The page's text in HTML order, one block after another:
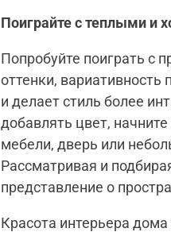
Поиграйте с теплыми и
Попробуйте поиграть с
оттенки, вариативность
и делает стиль более
добавлять цвет,
мебели, дверь или
Рассматривая и
представление о
Красота интерьера